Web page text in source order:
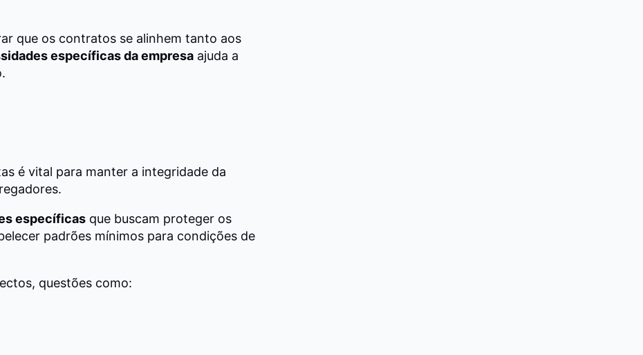
que os contratos se alinhem tanto aos
específicas da empresa ajuda a
é vital para manter a integridade da
específicas que buscam proteger os
padrões mínimos para condições de
questões como: